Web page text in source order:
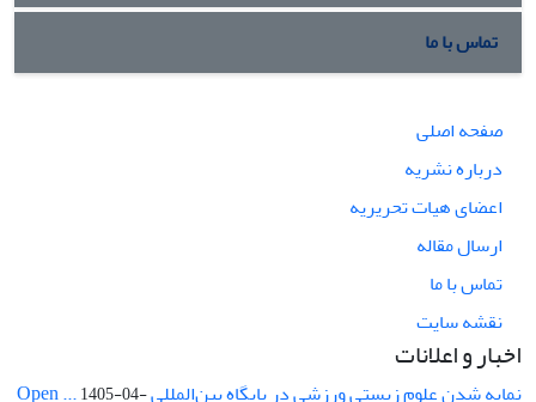
تماس با ما
صفحه اصلی
درباره نشریه
اعضای هیات تحریریه
ارسال مقاله
تماس با ما
نقشه سایت
اخبار و اعلانات
نمایه شدن علوم زیستی ورزشی در پایگاه بین‌المللی Open ...1405-04-